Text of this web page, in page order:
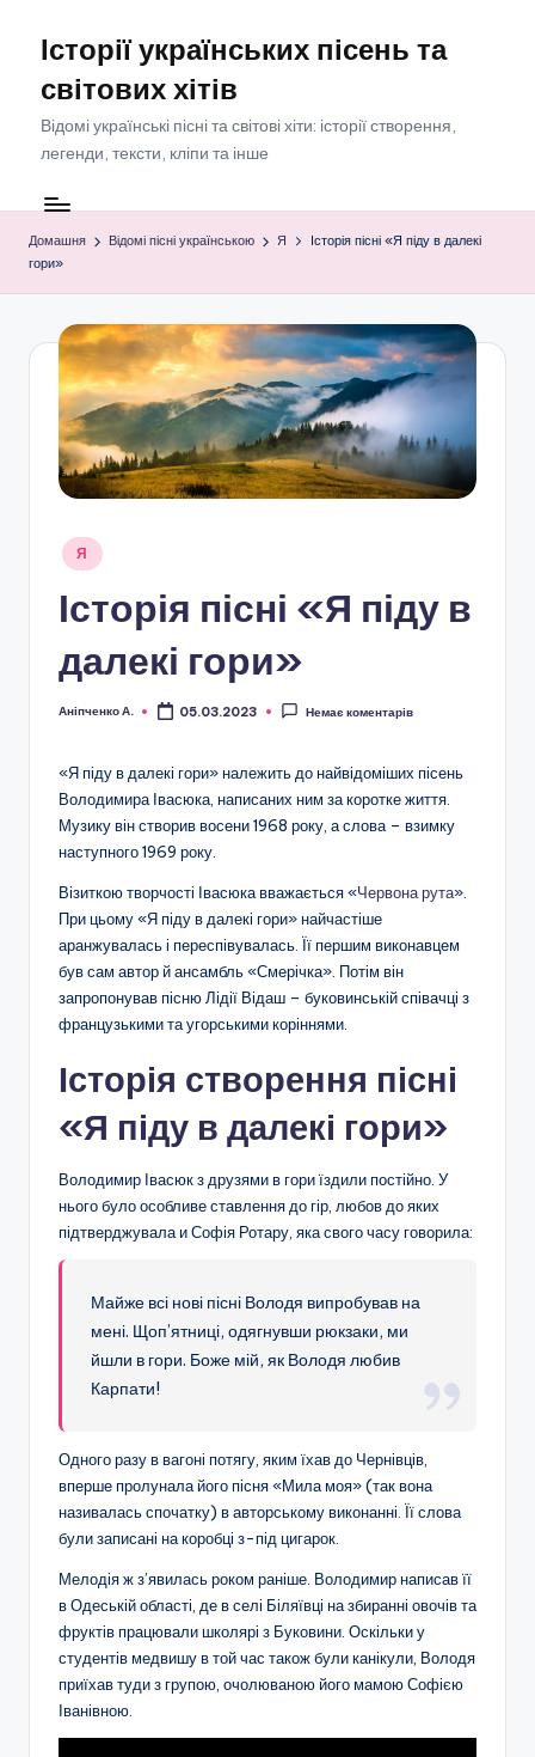
Перейти
вмісту
Історії українських пісень та
світових хітів
Відомі українські пісні та світові хіти: історії створення,
легенди, тексти, кліпи та інше
Домашня Відомі пісні українською Я
Історія пісні «Я піду в далекі
гори»
Опубліковано
Я
Історія пісні «Я піду в
далекі гори»
Опубліковано
Аніпченко А. 05.03.2023 Немає коментарів
«Я піду в далекі гори» належить до найвідоміших пісень
Володимира Івасюка, написаних ним за коротке життя.
Музику він створив восени 1968 року, а слова – взимку
наступного 1969 року.
Візиткою творчості Івасюка вважається «Червона рута».
При цьому «Я піду в далекі гори» найчастіше
аранжувалась і переспівувалась. Її першим виконавцем
був сам автор й ансамбль «Смерічка». Потім він
запропонував пісню Лідії Відаш – буковинській співачці з
французькими та угорськими коріннями.
Історія створення пісні
«Я піду в далекі гори»
Володимир Івасюк з друзями в гори їздили постійно. У
нього було особливе ставлення до гір, любов до яких
підтверджувала и Софія Ротару, яка свого часу говорила:
Майже всі нові пісні Володя випробував на
мені. Щоп’ятниці, одягнувши рюкзаки, ми
йшли в гори. Боже мій, як Володя любив
Карпати!
Одного разу в вагоні потягу, яким їхав до Чернівців,
вперше пролунала його пісня «Мила моя» (так вона
називалась спочатку) в авторському виконанні. Її слова
були записані на коробці з-під цигарок.
Мелодія ж з’явилась роком раніше. Володимир написав її
в Одеській області, де в селі Біляївці на збиранні овочів та
фруктів працювали школярі з Буковини. Оскільки у
студентів медвишу в той час також були канікули, Володя
приїхав туди з групою, очолюваною його мамою Софією
Іванівною.